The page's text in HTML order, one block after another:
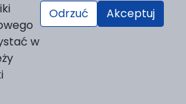
UKSW, ul. Dewajtis 5, domek
w
Odrzuć Akceptuj